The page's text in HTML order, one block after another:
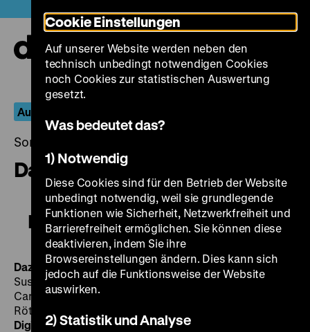
zum
Seiteninhalt
springen
Aus dem Fernseharchiv
Sonntag, 18. Juni 2017, 19.00 - 00.00 Uhr
Dazwischen
Dazwischen
DazwischenBRD 1982, R: Doris Dörrie, B: Doris Dörrie,
Suse Reichel, K: Peter Gauhe, M: Paul Shigihara, D:
Carmen Eckhardt, Rolf Berg, Nora Schwartz, Brigitte
Röttgers, Wolfgang Krassnitzer, Tana Schanzara, 81’
DigiBeta DI 13.06. um 20 Uhr + SO 18.06. um 20.30 Uhr ·
Cookie Einstellungen
Auf unserer Website werden neben den
technisch unbedingt notwendigen Cookies
noch Cookies zur statistischen Auswertung
gesetzt.
Was bedeutet das?
1) Notwendig
Diese Cookies sind für den Betrieb der Website
unbedingt notwendig, weil sie grundlegende
Funktionen wie Sicherheit, Netzwerkfreiheit und
Barrierefreiheit ermöglichen. Sie können diese
deaktivieren, indem Sie ihre
Browsereinstellungen ändern. Dies kann sich
jedoch auf die Funktionsweise der Website
auswirken.
2) Statistik und Analyse